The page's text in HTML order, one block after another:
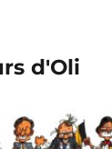
d'Oli